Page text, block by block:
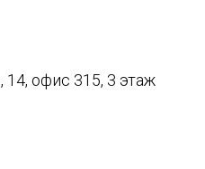
14, офис 315, 3 этаж